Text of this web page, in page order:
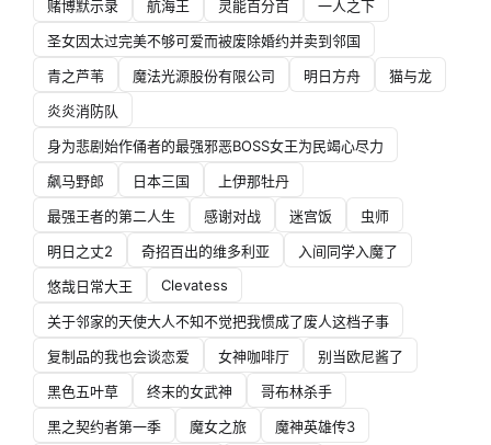
赌博默示录
航海王 灵能百分百
一人之下
圣女因太过完美不够可爱而被废除婚约并卖到邻国
青之芦苇
魔法光源股份有限公司 明日方舟
猫与龙
炎炎消防队
身为悲剧始作俑者的最强邪恶BOSS女王为民竭心尽力
飙马野郎
日本三国
上伊那牡丹
最强王者的第二人生
感谢对战 迷宫饭
虫师
明日之丈2
奇招百出的维多利亚
入间同学入魔了
悠哉日常大王
Clevatess
关于邻家的天使大人不知不觉把我惯成了废人这档子事
复制品的我也会谈恋爱
女神咖啡厅
别当欧尼酱了
黑色五叶草
终末的女武神
哥布林杀手
黑之契约者第一季
魔女之旅
魔神英雄传3